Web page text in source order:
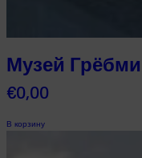
Музей
€0,00
В корзину